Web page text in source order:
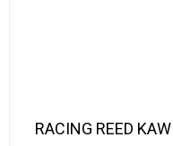
RACING REED KAW